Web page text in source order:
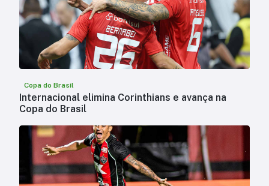
Copa do Brasil
Internacional elimina Corinthians e avança na
Copa do Brasil